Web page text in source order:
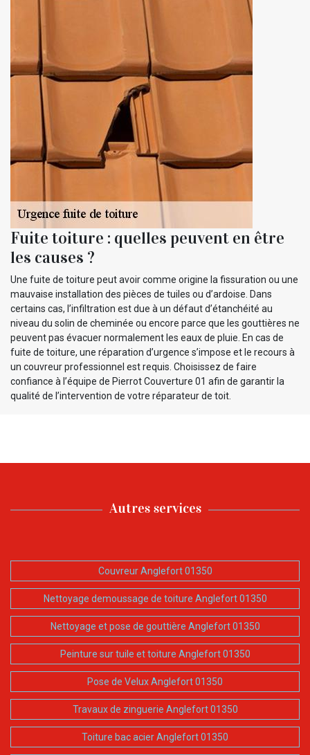
Fuite toiture : quelles peuvent en être
les causes ?
Une fuite de toiture peut avoir comme origine la fissuration ou une
mauvaise installation des pièces de tuiles ou d’ardoise. Dans
certains cas, l’infiltration est due à un défaut d’étanchéité au
niveau du solin de cheminée ou encore parce que les gouttières ne
peuvent pas évacuer normalement les eaux de pluie. En cas de
fuite de toiture, une réparation d’urgence s’impose et le recours à
un couvreur professionnel est requis. Choisissez de faire
confiance à l’équipe de Pierrot Couverture 01 afin de garantir la
qualité de l’intervention de votre réparateur de toit.
Autres services
Couvreur Anglefort 01350
Nettoyage demoussage de toiture Anglefort 01350
Nettoyage et pose de gouttière Anglefort 01350
Peinture sur tuile et toiture Anglefort 01350
Pose de Velux Anglefort 01350
Travaux de zinguerie Anglefort 01350
Toiture bac acier Anglefort 01350